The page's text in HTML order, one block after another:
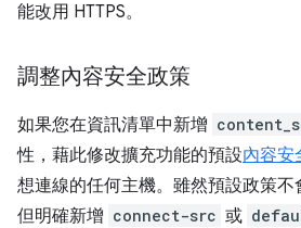
能改用 HTTPS。
調整內容安全政策
如果您在資訊清單中新增
性，藉此修改擴充功能的預設內容安
想連線的任何主機。雖然預設政策不
但明確新增 connect-src 或